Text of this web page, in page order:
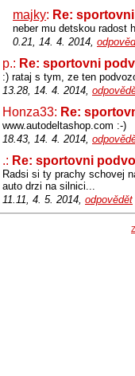
majky: Re:
neber mu detskou radost
0.21, 14. 4. 2014,
p.: Re: sportovni
:) rataj s tym, ze ten
13.28, 14. 4. 2014,
Honza33: Re:
www.autodeltashop.com :-)
18.43, 14. 4. 2014,
.: Re: sportovni
Radsi si ty prachy schovej
auto drzi na silnici...
11.11, 4. 5. 2014, odpovědět